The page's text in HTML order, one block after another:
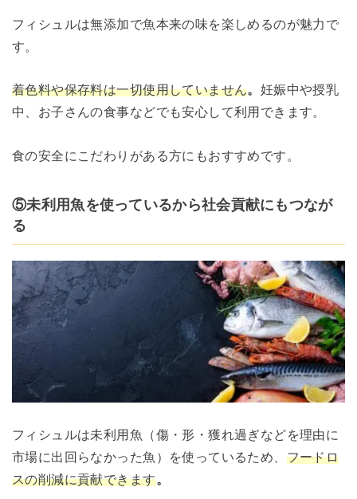
フィシュルは無添加で魚本来の味を楽しめるのが魅力で
す。
着色料や保存料は一切使用していません。 妊娠中や授乳
中、お子さんの食事などでも安心して利用できます。
食の安全にこだわりがある方にもおすすめです。
⑤未利用魚を使っているから社会貢献にもつなが
る
フィシュルは未利用魚（傷・形・獲れ過ぎなどを理由に
市場に出回らなかった魚）を使っているため、 フードロ
スの削減に貢献できます。